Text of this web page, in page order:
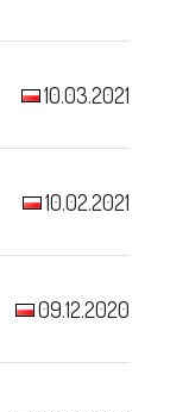
10.03.2021
10.02.2021
09.12.2020